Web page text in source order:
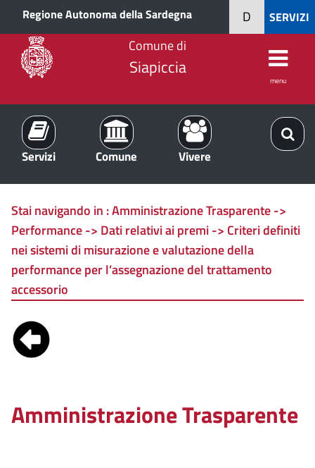
Regione Autonoma della Sardegna SERVIZI
D
Comune di
Siapiccia
menu
Servizi Comune Vivere
Stai navigando in :Amministrazione Trasparente ->
Performance -> Dati relativi ai premi -> Criteri definiti
nei sistemi di misurazione e valutazione della
performance per l’assegnazione del trattamento
accessorio
Amministrazione Trasparente